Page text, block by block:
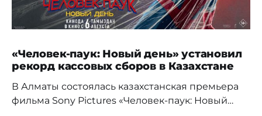
«Человек-паук: Новый день» установил
рекорд кассовых сборов в Казахстане
В Алматы состоялась казахстанская премьера
фильма Sony Pictures «Человек-паук: Новый